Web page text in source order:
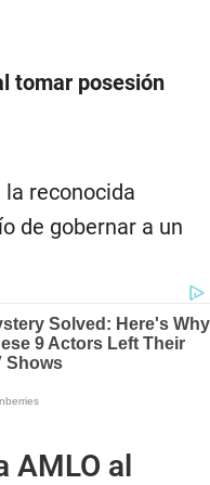
tomar posesión
reconocida
de gobernar a un
AMLO al